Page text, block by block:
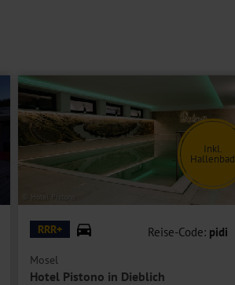
© Hotel Pistono
Inkl.
Hallenbad
RRR+ Reise-Code: pidi
Mosel
Hotel Pistono in Dieblich